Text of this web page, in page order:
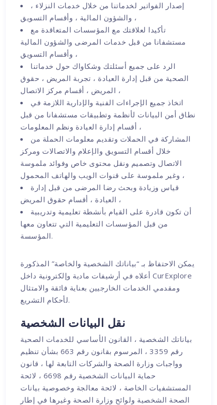
إصدار الفواتير لخدماتنا من خلال خدمات النزلاء ،
والشؤون المالية ، وأقسام التسويق ،
تأكيدا لعلاقتك مع المؤسسات المتعاقدة مع
مستشفانا من قبل خدمات المرضى والشؤون المالية
وأقسام التسويق ،
الرد على جميع أسئلتك وشكاواك حول خدماتنا
الصحية من قبل إدارة العيادة ، تجربة المريض ، حقوق
المريض ، أقسام مركز الاتصال ،
اتخاذ جميع الإجراءات الفنية والإدارية اللازمة في
نطاق أمن البيانات لأنظمة وتطبيقات مستشفانا من قبل
أقسام إدارة العيادة ونظم المعلومات ،
المشاركة في الحملات وتقديم معلومات الحملة من
خلال أقسام التسويق والإعلام والاتصالات ومركز
الاتصال وتصميم ونقل محتوى خاص وفوائد ملموسة
وغير ملموسة على قنوات الويب والهاتف المحمول ،
قياس وزيادة وبحث رضا المرضى من قبل إدارة
العيادة ، أقسام حقوق المريض ،
أن تكون قادرة على القيام بأنشطة تعليمية وتدريبية
من قبل المؤسسات التعليمية التي تتعاون معها
المؤسسة.
يمكن الاحتفاظ بـ “بياناتك الشخصية والخاصة” المذكورة
أعلاه في أرشيفات مادية وإلكترونية داخل CurExplore
ومقدمي الخدمات الخارجيين بعناية فائقة والامتثال
لأحكام التشريع.
نقل البيانات الشخصية
بياناتك الشخصية ، القانون الأساسي للخدمات الصحية
رقم 3359 ، المرسوم بقانون رقم 663 بشأن تنظيم
وواجبات وزارة الصحة والشركات التابعة لها ، قانون
حماية البيانات الشخصية رقم 6698 ، لائحة
المستشفيات الخاصة ، لائحة معالجة وخصوصية بيانات
الصحة الشخصية ولوائح وزارة الصحة وغيرها في إطار